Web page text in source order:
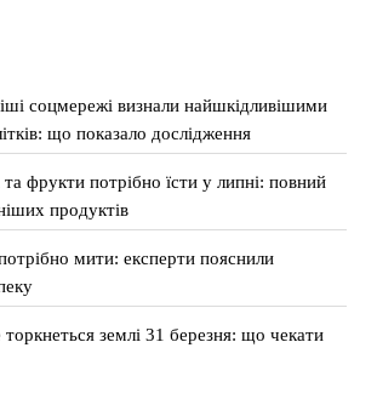
соцмережі визнали найшкідливішими
що показало дослідження
та фрукти потрібно їсти у липні: повний
продуктів
мити: експерти пояснили
землі 31 березня: що чекати